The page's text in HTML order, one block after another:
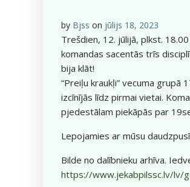
by Bjss on jūlijs 18, 2023
Trešdien, 12. jūlijā, plkst.
komandas sacentās trīs
bija klāt!
“Preiļu kraukļi” vecuma grupā
izcīnījās līdz pirmai vietai.
pjedestālam piekāpās par
Lepojamies ar mūsu
Bilde no dalībnieku arhīva.
https://www.jekabpilssc.lv/lv/